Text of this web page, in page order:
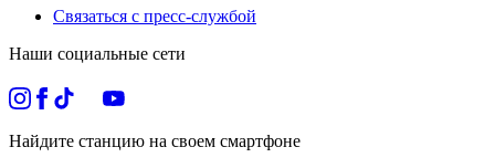
Связаться с пресс-службой
Наши социальные сети
Найдите станцию на своем смартфоне